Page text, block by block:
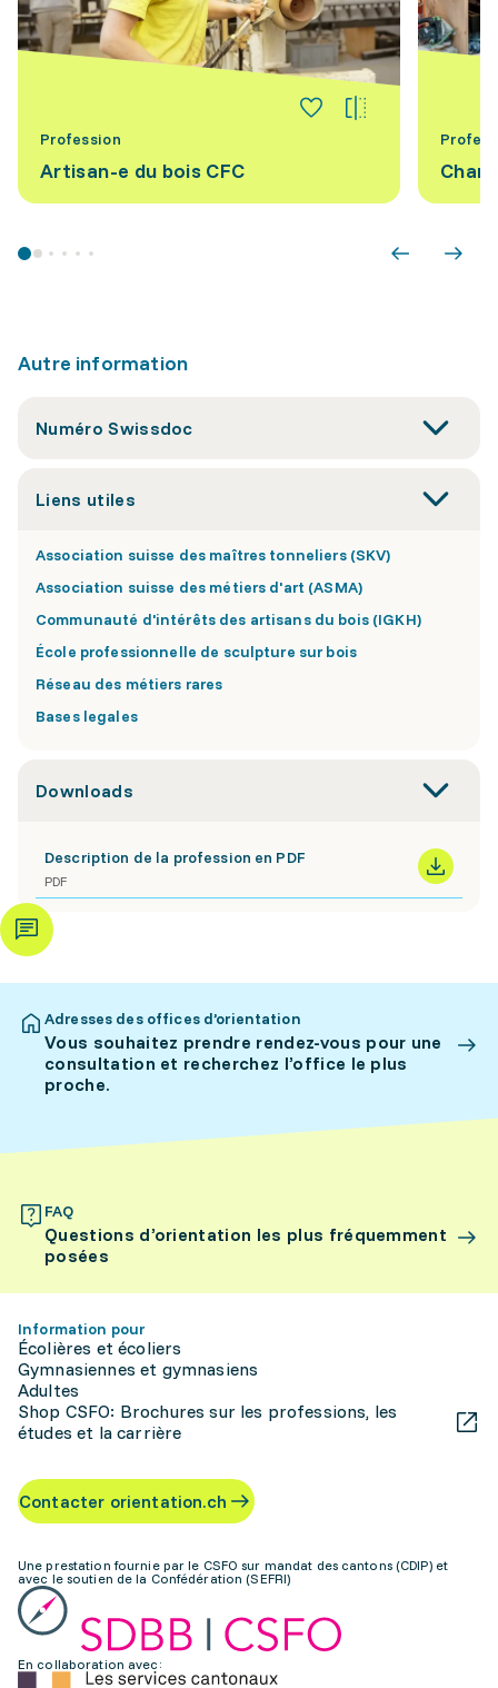
Profession
Artisan-e du bois CFC
Autre information
Numéro Swissdoc
Liens utiles
Association suisse des maîtres tonneliers (SKV)
Association suisse des métiers d'art (ASMA)
Communauté d'intérêts des artisans du bois (IGKH)
École professionnelle de sculpture sur bois
Réseau des métiers rares
Bases legales
Downloads
Description de la profession en PDF
PDF
Adresses des offices d’orientation
Vous souhaitez prendre rendez-vous pour une
consultation et recherchez l’office le plus
proche.
FAQ
Questions d’orientation les plus fréquemment
posées
Information pour
Écolières et écoliers
Gymnasiennes et gymnasiens
Adultes
Shop CSFO: Brochures sur les professions, les
études et la carrière
Contacter orientation.ch
Une prestation fournie par le CSFO sur mandat des cantons (CDIP) et
avec le soutien de la Confédération (SEFRI)
En collaboration avec: